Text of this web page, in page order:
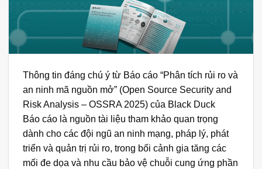
Thông tin đáng chú ý từ Báo cáo “Phân tích rủi ro và
an ninh mã nguồn mở” (Open Source Security and
Risk Analysis – OSSRA 2025) của Black Duck
Báo cáo là nguồn tài liệu tham khảo quan trọng
dành cho các đội ngũ an ninh mạng, pháp lý, phát
triển và quản trị rủi ro, trong bối cảnh gia tăng các
mối đe dọa và nhu cầu bảo vệ chuỗi cung ứng phần